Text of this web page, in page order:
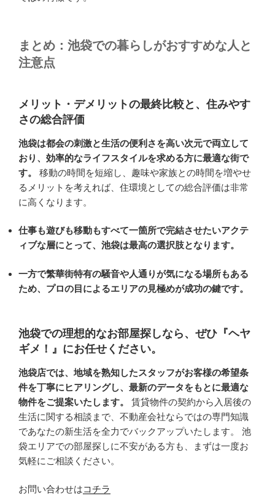
まとめ：池袋での暮らしがおすすめな人と
注意点
メリット・デメリットの最終比較と、住みやす
さの総合評価
池袋は都会の刺激と生活の便利さを高い次元で両立して
おり、効率的なライフスタイルを求める方に最適な街で
す。
移動の時間を短縮し、趣味や家族との時間を増やせ
るメリットを考えれば、住環境としての総合評価は非常
に高くなります。
仕事も遊びも移動もすべて一箇所で完結させたいアクテ
ィブな層にとって、池袋は最高の選択肢となります。
一方で繁華街特有の騒音や人通りが気になる場所もある
ため、プロの目によるエリアの見極めが成功の鍵です。
池袋での理想的なお部屋探しなら、ぜひ『ヘヤ
ギメ！』にお任せください。
池袋店では、地域を熟知したスタッフがお客様の希望条
件を丁寧にヒアリングし、最新のデータをもとに最適な
物件をご提案いたします。
賃貸物件の契約から入居後の
生活に関する相談まで、不動産会社ならではの専門知識
であなたの新生活を全力でバックアップいたします。 池
袋エリアでの部屋探しに不安がある方も、まずは一度お
気軽にご相談ください。
お問い合わせはコチラ